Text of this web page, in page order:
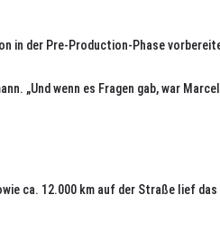
in der Pre-Production-Phase
„Und wenn es Fragen gab, war
ca. 12.000 km auf der Straße lief das